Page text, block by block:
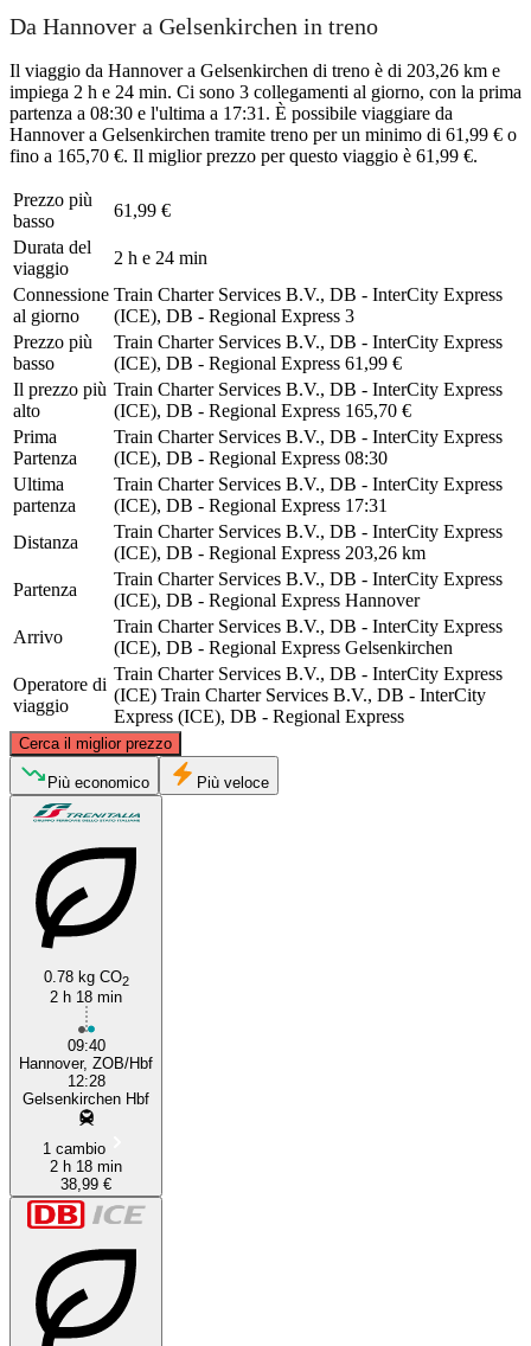
Da Hannover a Gelsenkirchen in treno
Il viaggio da Hannover a Gelsenkirchen di treno è di 203,26 km e
impiega 2 h e 24 min. Ci sono 3 collegamenti al giorno, con la prima
partenza a 08:30 e l'ultima a 17:31. È possibile viaggiare da
Hannover a Gelsenkirchen tramite treno per un minimo di 61,99 € o
fino a 165,70 €. Il miglior prezzo per questo viaggio è 61,99 €.
Prezzo più
basso
61,99 €
Durata del
viaggio
2 h e 24 min
Connessione
al giorno
Train Charter Services B.V., DB - InterCity Express
(ICE), DB - Regional Express 3
Prezzo più
basso
Train Charter Services B.V., DB - InterCity Express
(ICE), DB - Regional Express 61,99 €
Il prezzo più
alto
Train Charter Services B.V., DB - InterCity Express
(ICE), DB - Regional Express 165,70 €
Prima
Partenza
Train Charter Services B.V., DB - InterCity Express
(ICE), DB - Regional Express 08:30
Ultima
partenza
Train Charter Services B.V., DB - InterCity Express
(ICE), DB - Regional Express 17:31
Distanza
Train Charter Services B.V., DB - InterCity Express
(ICE), DB - Regional Express 203,26 km
Partenza
Train Charter Services B.V., DB - InterCity Express
(ICE), DB - Regional Express Hannover
Arrivo
Train Charter Services B.V., DB - InterCity Express
(ICE), DB - Regional Express Gelsenkirchen
Operatore di
viaggio
Train Charter Services B.V., DB - InterCity Express
(ICE) Train Charter Services B.V., DB - InterCity
Express (ICE), DB - Regional Express
Cerca il miglior prezzo
Gelsenkirchen
©CARTO, © OpenStreetMap
Più economico Più veloce
0.78 kg CO2
2 h 18 min
09:40
Hannover, ZOB/Hbf
12:28
Gelsenkirchen Hbf
1 cambio
2 h 18 min
38,99 €